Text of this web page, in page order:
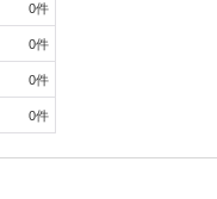
0件
0件
0件
0件